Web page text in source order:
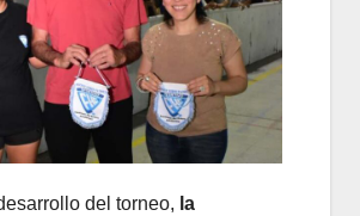
del torneo, la